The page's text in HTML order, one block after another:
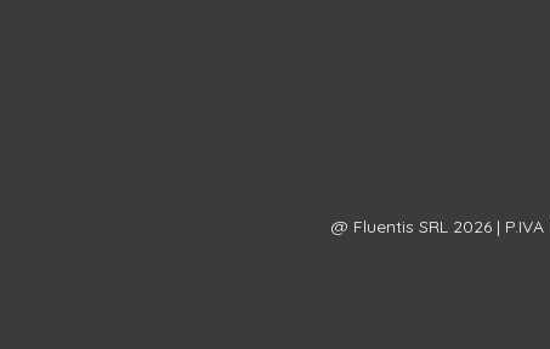
@ Fluentis SRL 2026 |